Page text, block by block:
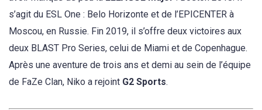
s’agit du ESL One : Belo Horizonte et de l’EPICENTER à
Moscou, en Russie. Fin 2019, il s’offre deux victoires aux
deux BLAST Pro Series, celui de Miami et de Copenhague.
Après une aventure de trois ans et demi au sein de l’équipe
de FaZe Clan, Niko a rejoint G2 Sports.